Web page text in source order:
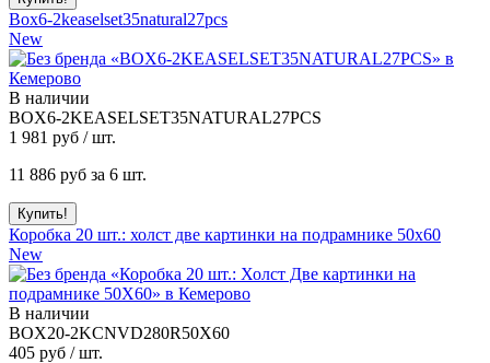
Box6-2keaselset35natural27pcs
New
В наличии
BOX6-2KEASELSET35NATURAL27PCS
1 981 руб / шт.
11 886 руб за 6 шт.
Коробка 20 шт.: холст две картинки на подрамнике 50x60
New
В наличии
BOX20-2KCNVD280R50X60
405 руб / шт.